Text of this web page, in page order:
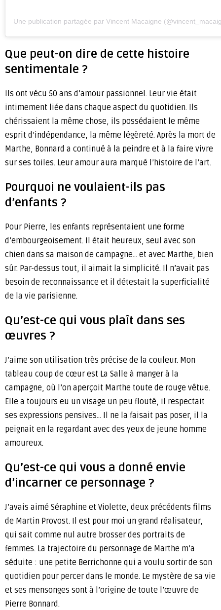
Une publication partagée par Vincent Macaigne
Que peut-on dire de cette histoire
sentimentale ?
Ils ont vécu 50 ans d’amour passionnel. Leur vie était
intimement liée dans chaque aspect du quotidien. Ils
chérissaient la même chose, ils possédaient le même
esprit d’indépendance, la même légèreté. Après la mort de
Marthe, Bonnard a continué à la peindre et à la faire vivre
sur ses toiles. Leur amour aura marqué l’histoire de l’art.
Pourquoi ne voulaient-ils pas
d’enfants ?
Pour Pierre, les enfants représentaient une forme
d’embourgeoisement. Il était heureux, seul avec son
chien dans sa maison de campagne… et avec Marthe, bien
sûr. Par-dessus tout, il aimait la simplicité. Il n’avait pas
besoin de reconnaissance et il détestait la superficialité
de la vie parisienne.
Qu’est-ce qui vous plaît dans ses
œuvres ?
J’aime son utilisation très précise de la couleur. Mon
tableau coup de cœur est La Salle à manger à la
campagne, où l’on aperçoit Marthe toute de rouge vêtue.
Elle a toujours eu un visage un peu flouté, il respectait
ses expressions pensives… Il ne la faisait pas poser, il la
peignait en la regardant avec des yeux de jeune homme
amoureux.
Qu’est-ce qui vous a donné envie
d’incarner ce personnage ?
J’avais aimé Séraphine et Violette, deux précédents films
de Martin Provost. Il est pour moi un grand réalisateur,
qui sait comme nul autre brosser des portraits de
femmes. La trajectoire du personnage de Marthe m’a
séduite : une petite Berrichonne qui a voulu sortir de son
quotidien pour percer dans le monde. Le mystère de sa vie
et ses mensonges sont à l’origine de toute l’œuvre de
Pierre Bonnard.